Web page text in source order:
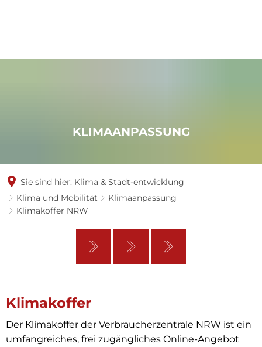
KLIMAANPASSUNG
Sie sind hier: Klima & Stadt-entwicklung
Klima und Mobilität
Klimaanpassung
Klimakoffer NRW
Klimakoffer
NRW
Klimakoffer
Der Klimakoffer der Verbraucherzentrale NRW ist ein
umfangreiches, frei zugängliches Online-Angebot